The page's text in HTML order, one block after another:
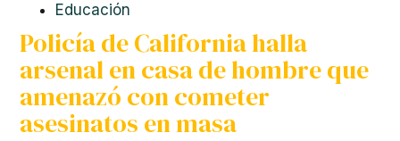
Educación
Policía de California halla
arsenal en casa de hombre que
amenazó con cometer
asesinatos en masa